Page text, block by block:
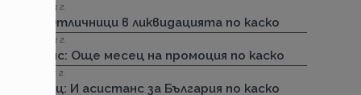
31.03.2023 г.
ДЗИ: Отличници в ликвидацията по каско
31.03.2023 г.
Лев Инс: Още месец на промоция по каско
30.11.2022 г.
Армеец: И асистанс за България по каско